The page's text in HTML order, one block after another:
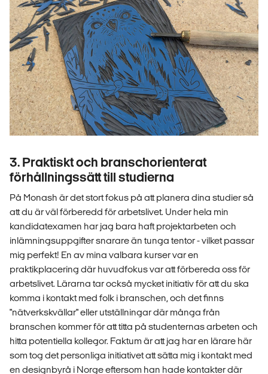
3. Praktiskt och branschorienterat
förhållningssätt till studierna
På Monash är det stort fokus på att planera dina studier så
att du är väl förberedd för arbetslivet. Under hela min
kandidatexamen har jag bara haft projektarbeten och
inlämningsuppgifter snarare än tunga tentor - vilket passar
mig perfekt! En av mina valbara kurser var en
praktikplacering där huvudfokus var att förbereda oss för
arbetslivet. Lärarna tar också mycket initiativ för att du ska
komma i kontakt med folk i branschen, och det finns
"nätverkskvällar" eller utställningar där många från
branschen kommer för att titta på studenternas arbeten och
hitta potentiella kollegor. Faktum är att jag har en lärare här
som tog det personliga initiativet att sätta mig i kontakt med
en designbyrå i Norge eftersom han hade kontakter där